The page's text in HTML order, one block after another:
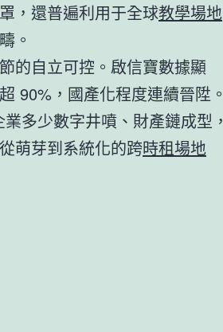
，還普遍利用于全球教學場地
。
的自立可控。啟信寶數據顯
90%，國產化程度連續晉陞。
多少數字井噴、財產鏈成型，
萌芽到系統化的跨時租場地